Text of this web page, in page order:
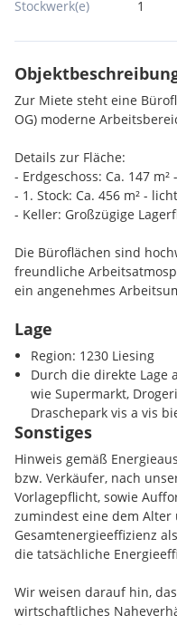
Stockwerk(e)
1
Zur Miete steht eine
OG) moderne
Details zur Fläche:
- Erdgeschoss: Ca. 147
- 1. Stock: Ca. 456 m² -
- Keller: Großzügige
Die Büroflächen sind
freundliche
ein angenehmes
Besondere Merkmale:
- Modernes
- Viel Tageslicht für eine
- Flexible
- Stellplätze sind
Lage
Region: 1230 Liesing
Durch die direkte Lage
wie Supermarkt,
Draschepark vis a vis
Sonstiges
Hinweis gemäß
bzw. Verkäufer, nach
Vorlagepflicht, sowie
zumindest eine dem Alter
Gesamtenergieeffizienz
die tatsächliche
Wir weisen darauf hin,
wirtschaftliches